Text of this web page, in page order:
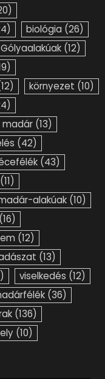
biológia (26)
Gólyaalakúak (12)
környezet (10)
madár (13)
(42)
(43)
(11)
alakúak (10)
(16)
(12)
(13)
viselkedés (12)
(36)
(136)
(10)